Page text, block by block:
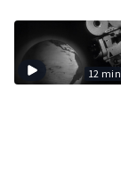
12 min